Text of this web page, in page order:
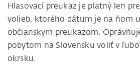
Hlasovací preukaz je platný len
volieb, ktorého dátum je na ňom
občianskym preukazom.
pobytom na Slovensku voliť v
okrsku.